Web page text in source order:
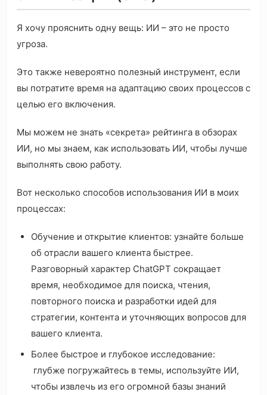
Я хочу прояснить одну вещь: ИИ – это не просто
угроза.
Это также невероятно полезный инструмент, если
вы потратите время на адаптацию своих процессов с
целью его включения.
Мы можем не знать «секрета» рейтинга в обзорах
ИИ, но мы знаем, как использовать ИИ, чтобы лучше
выполнять свою работу.
Вот несколько способов использования ИИ в моих
процессах:
Обучение и открытие клиентов: узнайте больше
об отрасли вашего клиента быстрее.
Разговорный характер ChatGPT сокращает
время, необходимое для поиска, чтения,
повторного поиска и разработки идей для
стратегии, контента и уточняющих вопросов для
вашего клиента.
Более быстрое и глубокое исследование:
глубже погружайтесь в темы, используйте ИИ,
чтобы извлечь из его огромной базы знаний